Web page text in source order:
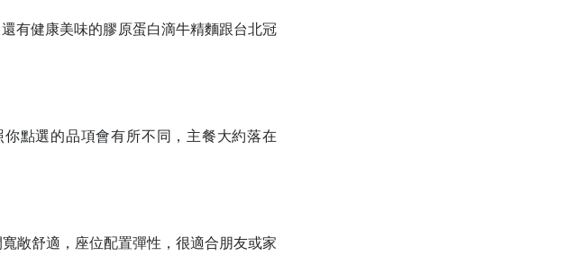
有健康美味的膠原蛋白滴牛精麵跟台北冠
點選的品項會有所不同，主餐大約落在
敞舒適，座位配置彈性，很適合朋友或家